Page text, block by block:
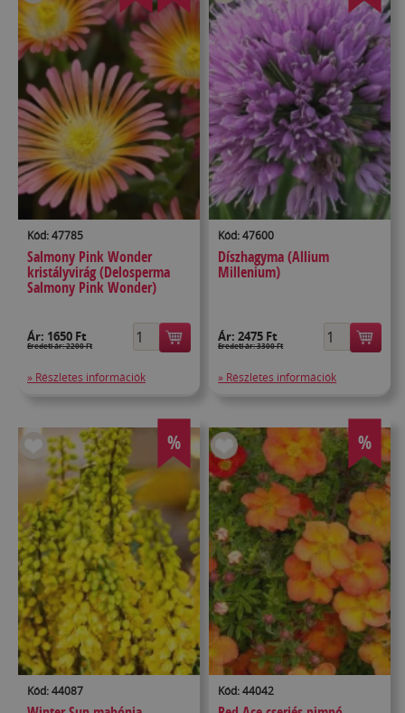
Kód: 47785
Salmony Pink Wonder
kristályvirág (Delosperma
Salmony Pink Wonder)
Ár: 1650 Ft
Eredeti ár: 2200 Ft
» Részletes információk
Kód: 47600
Díszhagyma (Allium
Millenium)
Ár:2475 Ft
Eredeti ár: 3300 Ft
» Részletes információk
%
Kód: 44087
%
Kód: 44042